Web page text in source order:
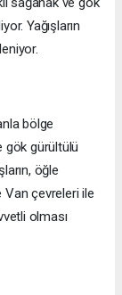
Yağışların
bölge
gök gürültülü
öğle
Van çevreleri ile
olması